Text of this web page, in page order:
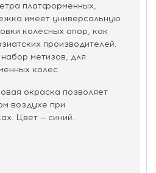
платформенных,
имеет универсальную
колесных опор, как
производителей.
метизов, для
колес.
окраска позволяет
воздухе при
Цвет — синий.